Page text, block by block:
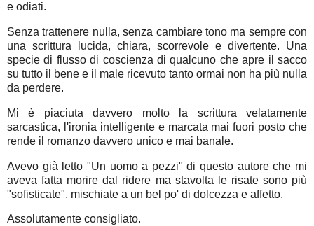
e odiati.
Senza trattenere nulla, senza cambiare tono ma sempre con
una scrittura lucida, chiara, scorrevole e divertente. Una
specie di flusso di coscienza di qualcuno che apre il sacco
su tutto il bene e il male ricevuto tanto ormai non ha più nulla
da perdere.
Mi è piaciuta davvero molto la scrittura velatamente
sarcastica, l'ironia intelligente e marcata mai fuori posto che
rende il romanzo davvero unico e mai banale.
Avevo già letto "Un uomo a pezzi" di questo autore che mi
aveva fatta morire dal ridere ma stavolta le risate sono più
"sofisticate", mischiate a un bel po' di dolcezza e affetto.
Assolutamente consigliato.